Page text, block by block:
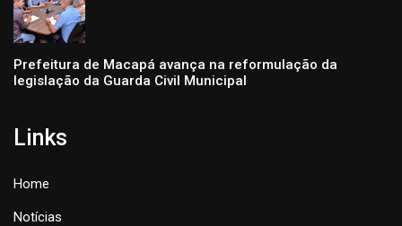
Prefeitura de Macapá avança na reformulação da
legislação da Guarda Civil Municipal
Links
Home
Notícias